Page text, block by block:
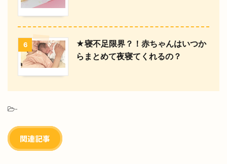
6
★寝不足限界？！赤ちゃんはいつか
らまとめて夜寝てくれるの？
-
関連記事